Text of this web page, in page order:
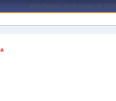
João Pessoa, 08 de Agosto de 2026